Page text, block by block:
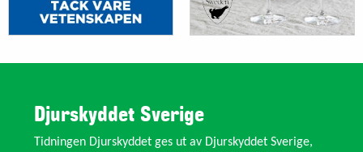
Djurskyddet Sverige
Tidningen Djurskyddet ges ut av Djurskyddet Sverige,